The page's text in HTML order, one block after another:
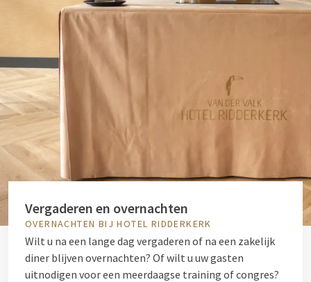
Vergaderen en overnachten
OVERNACHTEN BIJ HOTEL RIDDERKERK
Wilt u na een lange dag vergaderen of na een zakelijk
diner blijven overnachten? Of wilt u uw gasten
uitnodigen voor een meerdaagse training of congres?